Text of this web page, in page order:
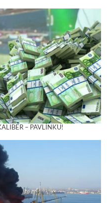
– PAVLÍNKU!